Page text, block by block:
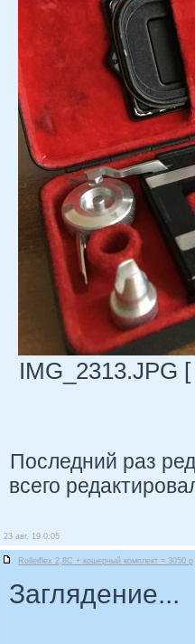
IMG_2313.JPG
Последний раз
всего
23 авг, 19 0:05
Rolleiflex 2,8C + кошерный комплект = 3050 р
Заглядение...